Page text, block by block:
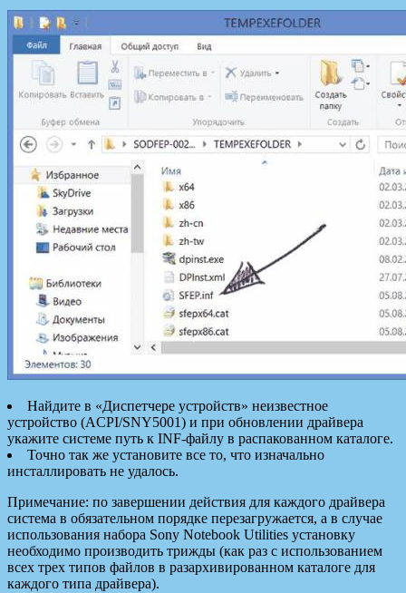
Найдите в «Диспетчере устройств» неизвестное
устройство (ACPI/SNY5001) и при обновлении драйвера
укажите системе путь к INF-файлу в распакованном каталоге.
Точно так же установите все то, что изначально
инсталлировать не удалось.
Примечание: по завершении действия для каждого драйвера
система в обязательном порядке перезагружается, а в случае
использования набора Sony Notebook Utilities установку
необходимо производить трижды (как раз с использованием
всех трех типов файлов в разархивированном каталоге для
каждого типа драйвера).